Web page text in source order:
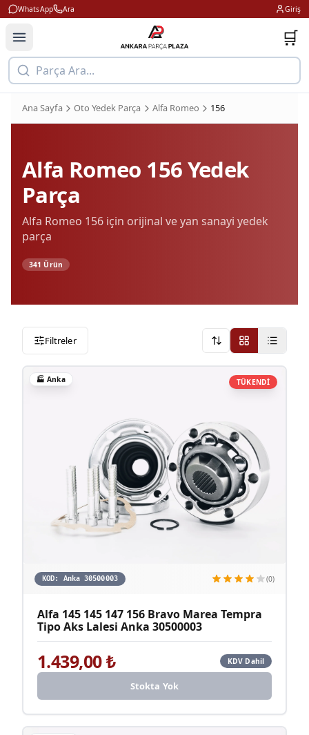
WhatsApp Ara Giriş
🛒
Parça Ara...
Ana Sayfa Oto Yedek Parça Alfa Romeo 156
Alfa Romeo 156Yedek
Parça
Alfa Romeo 156 için orijinal ve yan sanayi yedek
parça
341 Ürün
Filtreler Onerilen
TÜKENDİ
🏭Anka
KOD: Anka 30500003 (0)
Alfa 145 145 147 156 Bravo Marea Tempra
Tipo Aks Lalesi Anka 30500003
1.439,00₺ KDV Dahil
Stokta Yok